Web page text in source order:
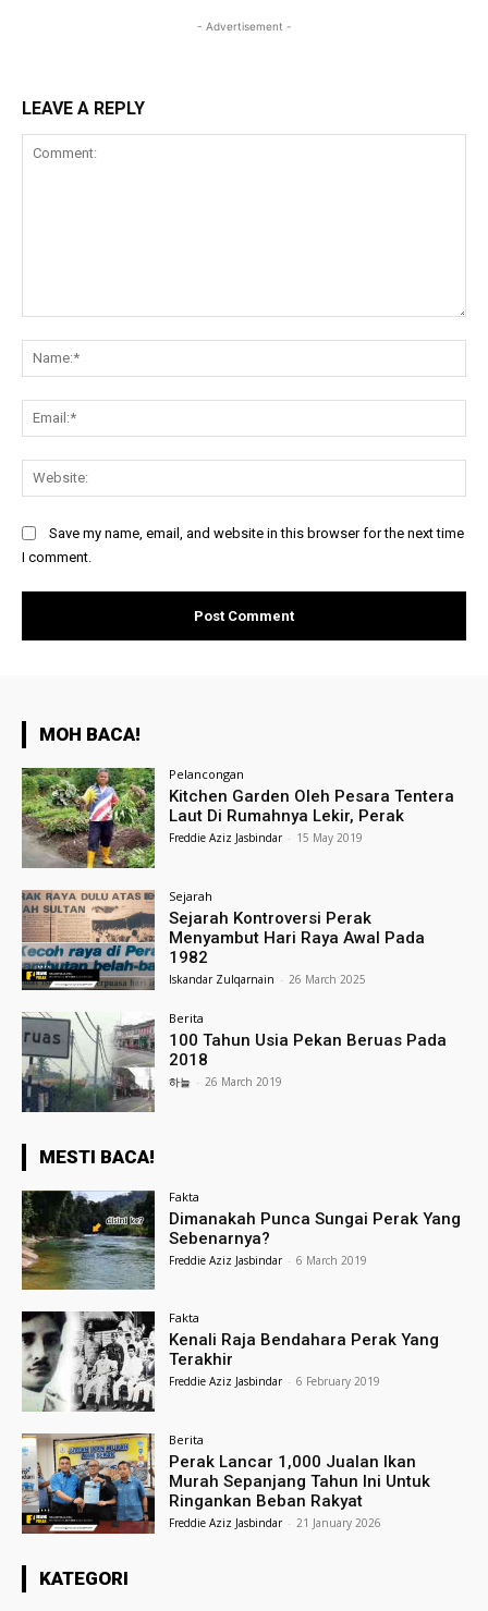
- Advertisement -
LEAVE A REPLY
Save my name, email, and website in this browser for the next time
I comment.
MOH BACA!
Pelancongan
Kitchen Garden Oleh Pesara Tentera
Laut Di Rumahnya Lekir, Perak
Freddie Aziz Jasbindar - 15 May 2019
Sejarah
Sejarah Kontroversi Perak
Menyambut Hari Raya Awal Pada
1982
Iskandar Zulqarnain - 26 March 2025
Berita
100 Tahun Usia Pekan Beruas Pada
2018
하늘 - 26 March 2019
MESTI BACA!
Fakta
Dimanakah Punca Sungai Perak Yang
Sebenarnya?
Freddie Aziz Jasbindar - 6 March 2019
Fakta
Kenali Raja Bendahara Perak Yang
Terakhir
Freddie Aziz Jasbindar - 6 February 2019
Berita
Perak Lancar 1,000 Jualan Ikan
Murah Sepanjang Tahun Ini Untuk
Ringankan Beban Rakyat
Freddie Aziz Jasbindar - 21 January 2026
KATEGORI